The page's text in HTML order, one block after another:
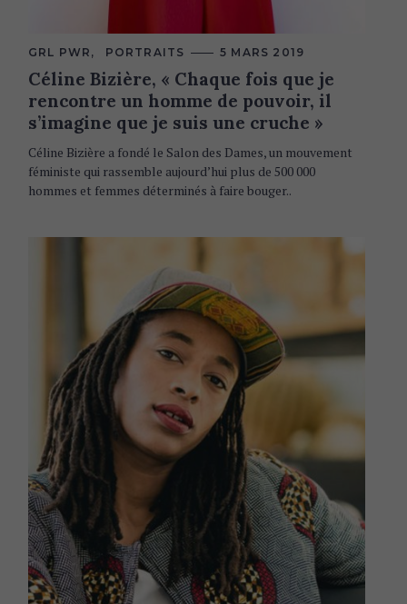
C
T
G
O
R
E
S
GRL PWR PORTRAITS 5 MARS 2019
Céline Bizière, « Chaque fois que je
rencontre un homme de pouvoir, il
s’imagine que je suis une cruche »
Céline Bizière a fondé le Salon des Dames, un mouvement
féministe qui rassemble aujourd’hui plus de 500 000
hommes et femmes déterminés à faire bouger..